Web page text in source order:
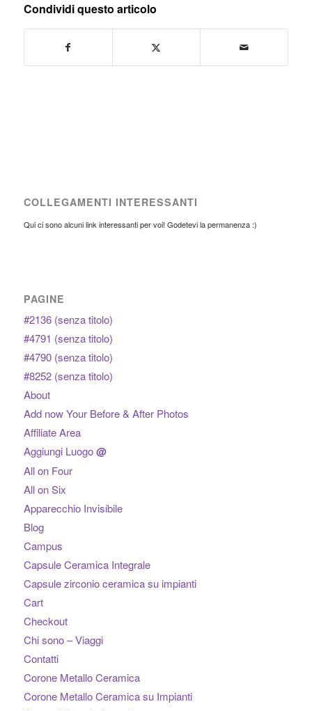
Condividi questo articolo
COLLEGAMENTI INTERESSANTI
Qui ci sono alcuni link interessanti per voi! Godetevi la permanenza :)
PAGINE
#2136 (senza titolo)
#4791 (senza titolo)
#4790 (senza titolo)
#8252 (senza titolo)
About
Add now Your Before & After Photos
Affiliate Area
Aggiungi Luogo@
All on Four
All on Six
Apparecchio Invisibile
Blog
Campus
Capsule Ceramica Integrale
Capsule zirconio ceramica su impianti
Cart
Checkout
Chi sono – Viaggi
Contatti
Corone Metallo Ceramica
Corone Metallo Ceramica su Impianti